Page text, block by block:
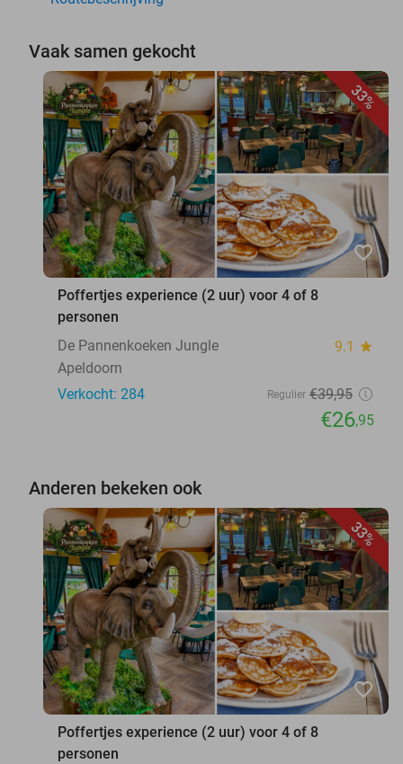
Vaak samen gekocht
33%
favorite_border
Poffertjes experience (2 uur) voor 4 of 8
personen
De Pannenkoeken Jungle
9.1 star
Apeldoorn
Verkocht: 284
Regulier €39,95
€26,95
Anderen bekeken ook
33%
favorite_border
Poffertjes experience (2 uur) voor 4 of 8
personen